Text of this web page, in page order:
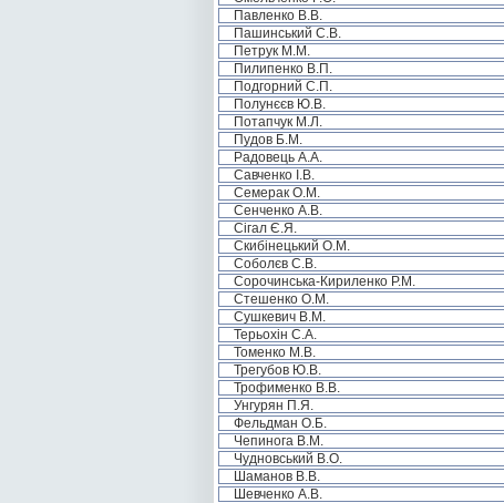
Павленко В.В.
Пашинський С.В.
Петрук М.М.
Пилипенко В.П.
Подгорний С.П.
Полунєєв Ю.В.
Потапчук М.Л.
Пудов Б.М.
Радовець А.А.
Савченко І.В.
Семерак О.М.
Сенченко А.В.
Сігал Є.Я.
Скибінецький О.М.
Соболєв С.В.
Сорочинська-Кириленко Р.М.
Стешенко О.М.
Сушкевич В.М.
Терьохін С.А.
Томенко М.В.
Трегубов Ю.В.
Трофименко В.В.
Унгурян П.Я.
Фельдман О.Б.
Чепинога В.М.
Чудновський В.О.
Шаманов В.В.
Шевченко А.В.